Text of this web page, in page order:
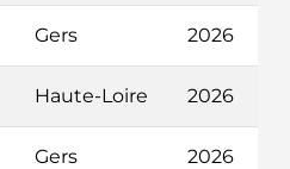
Gers 2026
Haute-Loire 2026
Gers 2026